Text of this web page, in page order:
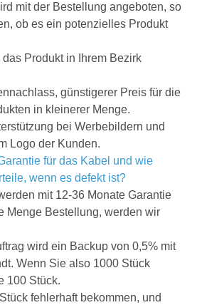
mit der Bestellung angeboten, so
ob es ein potenzielles Produkt
Produkt in Ihrem Bezirk
günstigerer Preis für die
in kleinerer Menge.
bei Werbebildern und
Logo der Kunden.
für das Kabel und wie
wenn es defekt ist?
mit 12-36 Monate Garantie
Menge Bestellung, werden wir
wird ein Backup von 0,5% mit
Wenn Sie also 1000 Stück
100 Stück.
fehlerhaft bekommen, und